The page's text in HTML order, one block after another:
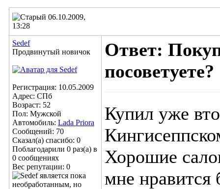
06.10.2009,
13:28
Sedef
Продвинутый новичок
Регистрация: 10.05.2009
Адрес: СПб
Возраст: 52
Пол: Мужской
Автомобиль: Lada Priora
Сообщений: 70
Сказал(а) спасибо: 0
Поблагодарили 0 раз(а) в
0 сообщениях
Вес репутации: 0
Ответ:
посоветуете?
Купил уже
Хорошие
мне нравится